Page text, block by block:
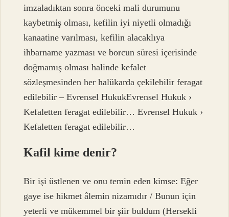
imzaladıktan sonra önceki mali durumunu
kaybetmiş olması, kefilin iyi niyetli olmadığı
kanaatine varılması, kefilin alacaklıya
ihbarname yazması ve borcun süresi içerisinde
doğmamış olması halinde kefalet
sözleşmesinden her halükarda çekilebilir feragat
edilebilir – Evrensel HukukEvrensel Hukuk ›
Kefaletten feragat edilebilir… Evrensel Hukuk ›
Kefaletten feragat edilebilir…
Kafil kime denir?
Bir işi üstlenen ve onu temin eden kimse: Eğer
gaye ise hikmet âlemin nizamıdır / Bunun için
yeterli ve mükemmel bir şiir buldum (Hersekli